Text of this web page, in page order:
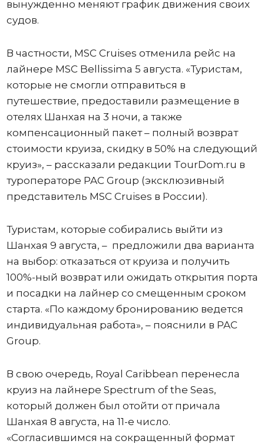
вынужденно меняют график движения своих
судов.
В частности, MSC Cruises отменила рейс на
лайнере MSC Bellissima 5 августа. «Туристам,
которые не смогли отправиться в
путешествие, предоставили размещение в
отелях Шанхая на 3 ночи, а также
компенсационный пакет – полный возврат
стоимости круиза, скидку в 50% на следующий
круиз», – рассказали редакции TourDom.ru в
туроператоре PAC Group (эксклюзивный
представитель MSC Cruises в России).
Туристам, которые собирались выйти из
Шанхая 9 августа, – предложили два варианта
на выбор: отказаться от круиза и получить
100%-ный возврат или ожидать открытия порта
и посадки на лайнер со смещенным сроком
старта. «По каждому бронированию ведется
индивидуальная работа», – пояснили в PAC
Group.
В свою очередь, Royal Caribbean перенесла
круиз на лайнере Spectrum of the Seas,
который должен был отойти от причала
Шанхая 8 августа, на 11-е число.
«Согласившимся на сокращенный формат